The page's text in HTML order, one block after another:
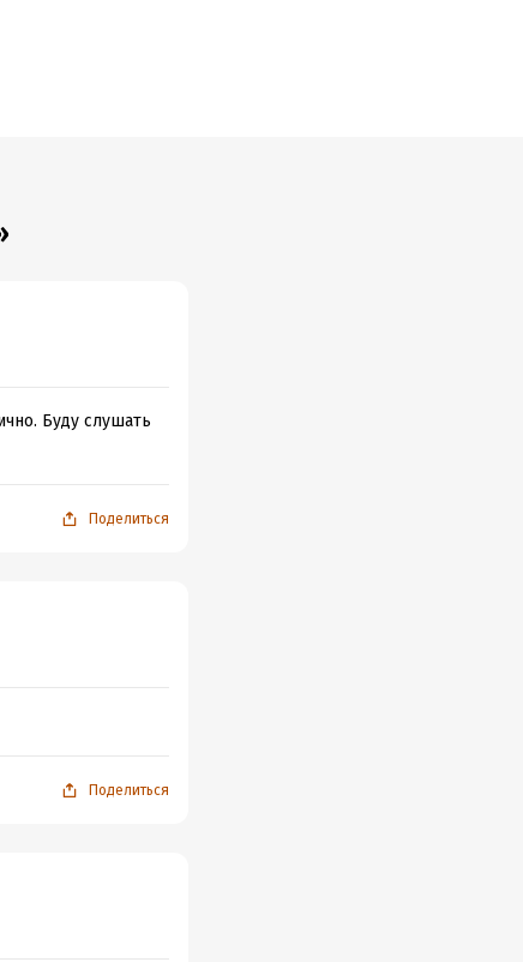
Буду слушать
Поделиться
Поделиться